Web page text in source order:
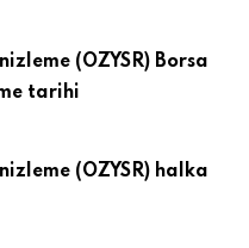
(OZYSR) Borsa
tarihi
(OZYSR) halka